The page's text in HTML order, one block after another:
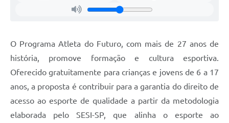
O Programa Atleta do Futuro, com mais de 27 anos de
história, promove formação e cultura esportiva.
Oferecido gratuitamente para crianças e jovens de 6 a 17
anos, a proposta é contribuir para a garantia do direito de
acesso ao esporte de qualidade a partir da metodologia
elaborada pelo SESI-SP, que alinha o esporte ao